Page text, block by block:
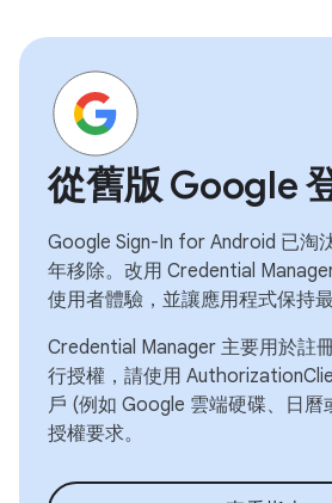
從舊版 Google
Google Sign-In for Android 已淘
年移除。改用 Credential
使用者體驗，並讓應用程式保持最
Credential Manager 主要用於註
行授權，請使用
戶 (例如 Google 雲端硬碟、日曆
授權要求。